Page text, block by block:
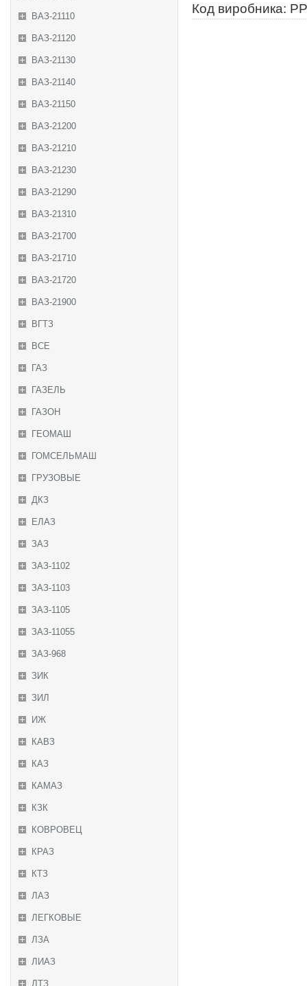
ВАЗ-21110
ВАЗ-21120
ВАЗ-21130
ВАЗ-21140
ВАЗ-21150
ВАЗ-21200
ВАЗ-21210
ВАЗ-21230
ВАЗ-21290
ВАЗ-21310
ВАЗ-21700
ВАЗ-21710
ВАЗ-21720
ВАЗ-21900
ВГТЗ
ВСЕ
ГАЗ
ГАЗЕЛЬ
ГАЗОН
ГЕОМАШ
ГОМСЕЛЬМАШ
ГРУЗОВЫЕ
ДКЗ
ЕЛАЗ
ЗАЗ
ЗАЗ-1102
ЗАЗ-1103
ЗАЗ-1105
ЗАЗ-11055
ЗАЗ-968
ЗИК
ЗИЛ
ИЖ
КАВЗ
КАЗ
КАМАЗ
КЗК
КОВРОВЕЦ
КРАЗ
КТЗ
ЛАЗ
ЛЕГКОВЫЕ
ЛЗА
ЛИАЗ
ЛТЗ
Код виробника: